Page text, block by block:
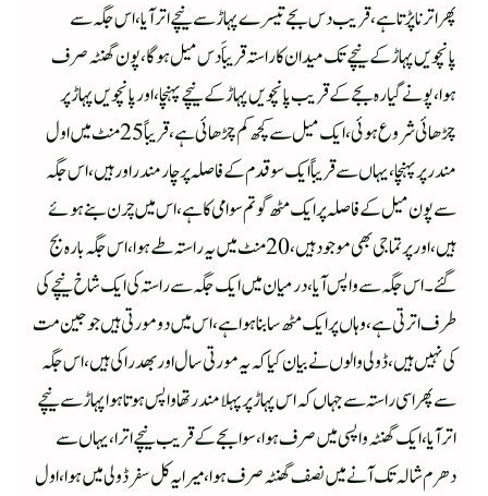
پھر اترنا پڑتاہے،قریب دس بجے تیسرے پہاڑ سے نیچے اترآیا، اس جگہ سے
پانچویں پہاڑ کے نیچے تک میدان کا راستہ قریباََ دس میل ہوگا،پون گھنٹہ صرف
ہوا،پونے گیارہ بجے کے قریب پانچویں پہاڑ کے نیچے پہنچا،اور پانچویں پہاڑ پر
چڑھائی شروع ہوئی،ایک میل سے کچھ کم چڑھائی ہے، قریباً 25 منٹ میں اول
مندر پر پہنچا، یہاں سے قریباً ایک سو قدم کے فاصلہ پر چارمندر اور ہیں ،اس جگہ
سے پون میل کے فاصلہ پر ایک مٹھ گوتم سوامی کا ہے ،اس میں چرن بنے ہوئے
ہیں،اور پرتما جی بھی موجود ہیں ،20 منٹ میں یہ راستہ طے ہوا ،اس جگہ بارہ بج
گئے۔اس جگہ سے واپس آیا،درمیان میں ایک جگہ سے راستہ کی ایک شاخ نیچے کی
طرف اترتی ہے ،وہاں پر ایک مٹھ سا بنا ہوا ہے،اس میں دو مورتی ہیں جو جین مت
کی نہیں ہیں، ڈولی والوں نے بیان کیا کہ یہ مورتی سال اور بھدرا کی ہیں ،اس جگہ
سے پھر اسی راستہ سے جہاں کہ اس پہاڑ پر پہلا مندر تھا واپس ہوتا ہوا پہاڑ سے نیچے
اتر آیا ، ایک گھنٹہ واپسی میں صرف ہوا ،سوابجے کے قریب نیچے اترا،یہاں سے
دھرم شالہ تک آنے میں نصف گھنٹہ صرف ہوا،میرایہ کل سفر ڈولی میں ہوا،اول